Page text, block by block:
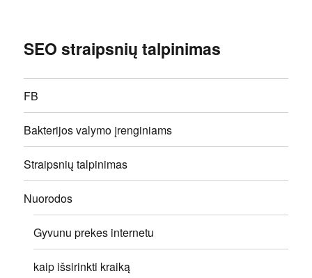
SEO straipsnių talpinimas
FB
Bakterijos valymo įrenginiams
Straipsnių talpinimas
Nuorodos
Gyvunu prekes internetu
kaip išsirinkti kraiką